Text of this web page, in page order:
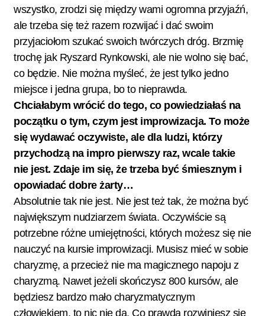
wszystko, zrodzi się między wami ogromna przyjaźń,
ale trzeba się też razem rozwijać i dać swoim
przyjaciołom szukać swoich twórczych dróg. Brzmię
trochę jak Ryszard Rynkowski, ale nie wolno się bać,
co będzie. Nie można myśleć, że jest tylko jedno
miejsce i jedna grupa, bo to nieprawda.
Chciałabym wrócić do tego, co powiedziałaś na
początku o tym, czym jest improwizacja. To może
się wydawać oczywiste, ale dla ludzi, którzy
przychodzą na impro pierwszy raz, wcale takie
nie jest. Zdaje im się, że trzeba być śmiesznym i
opowiadać dobre żarty…
Absolutnie tak nie jest. Nie jest też tak, że można być
największym nudziarzem świata. Oczywiście są
potrzebne różne umiejętności, których możesz się nie
nauczyć na kursie improwizacji. Musisz mieć w sobie
charyzmę, a przecież nie ma magicznego napoju z
charyzmą. Nawet jeżeli skończysz 800 kursów, ale
będziesz bardzo mało charyzmatycznym
człowiekiem, to nic nie da. Co prawda rozwiniesz się